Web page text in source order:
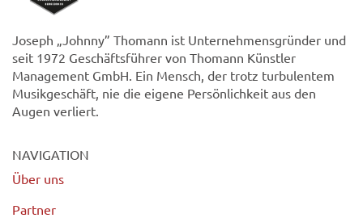
Joseph „Johnny” Thomann ist Unternehmensgründer und
seit 1972 Geschäftsführer von Thomann Künstler
Management GmbH. Ein Mensch, der trotz turbulentem
Musikgeschäft, nie die eigene Persönlichkeit aus den
Augen verliert.
NAVIGATION
Über uns
Partner